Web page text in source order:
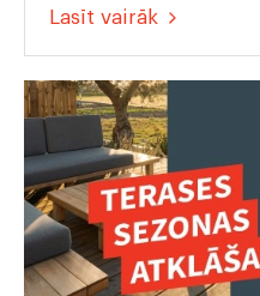
Lasīt vairāk